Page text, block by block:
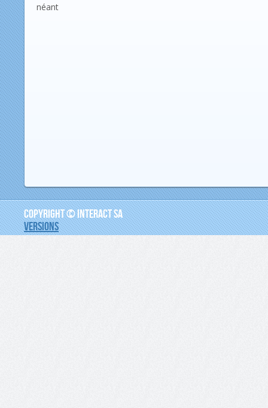
néant
COPYRIGHT © INTERACT SA
VERSIONS